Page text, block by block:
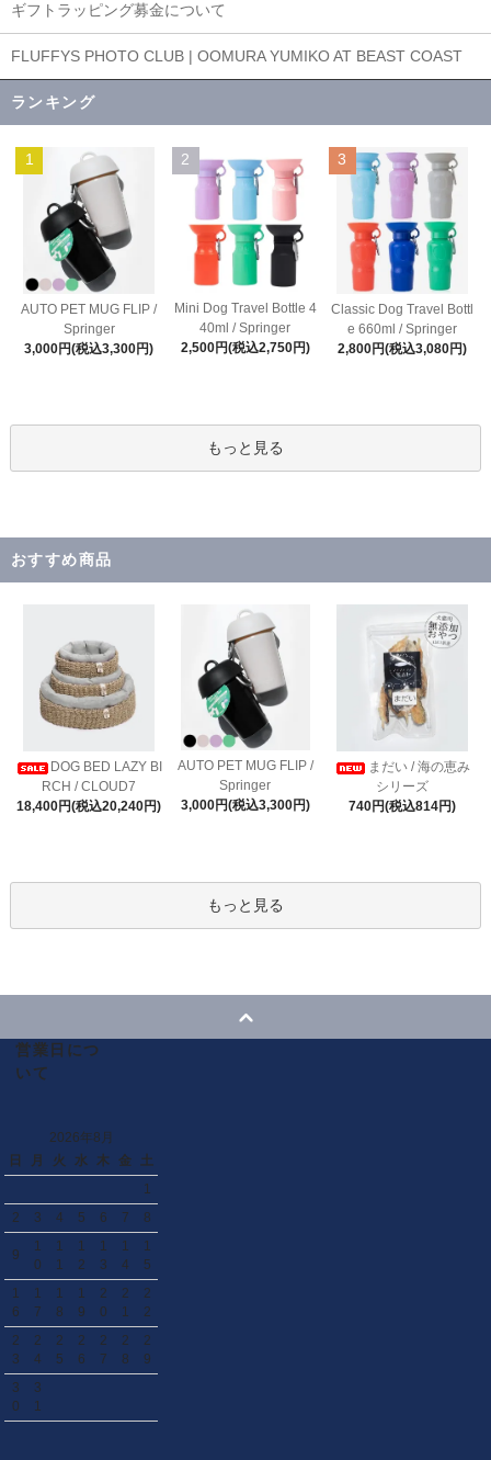
ギフトラッピング募金について
FLUFFYS PHOTO CLUB | OOMURA YUMIKO AT BEAST COAST
ランキング
1
AUTO PET MUG FLIP /
Springer
3,000円(税込3,300円)
2
Mini Dog Travel Bottle 4
40ml / Springer
2,500円(税込2,750円)
3
Classic Dog Travel Bottl
e 660ml / Springer
2,800円(税込3,080円)
もっと見る
おすすめ商品
DOG BED LAZY BI
RCH / CLOUD7
18,400円(税込20,240円)
AUTO PET MUG FLIP /
Springer
3,000円(税込3,300円)
まだい / 海の恵み
シリーズ
740円(税込814円)
もっと見る
営業日につ
いて
2026年8月
日
月 火 水 木 金
土
1
2
3 4 5 6 7 8
9
1
0
1
1
1
2
1
3
1
4
1
5
1
6
1
7
1
8
1
9
2
0
2
1
2
2
2
3
2
4
2
5
2
6
2
7
2
8
2
9
3
0
3
1